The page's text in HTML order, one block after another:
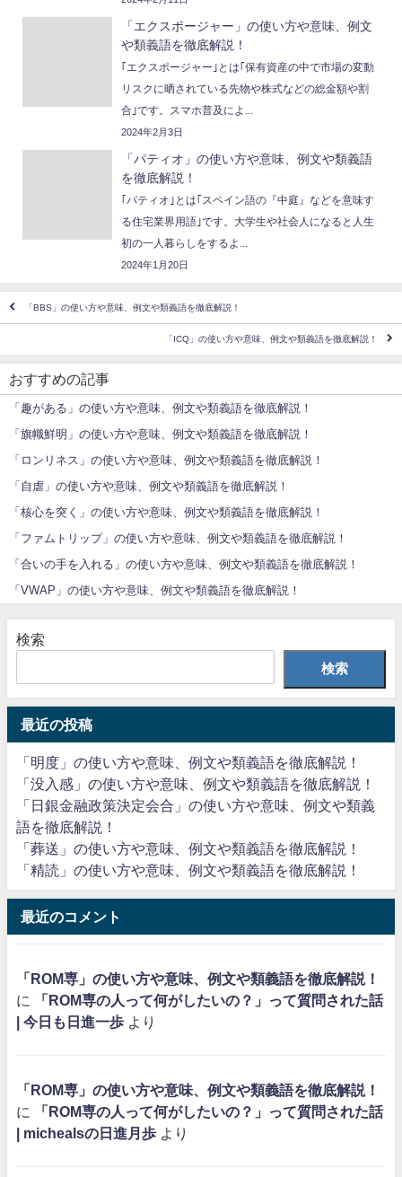
「エクスポージャー」の使い方や意味、例文
や類義語を徹底解説！
｢エクスポージャー｣とは｢保有資産の中で市場の変動
リスクに晒されている先物や株式などの総金額や割
合｣です。スマホ普及によ...
2024年2月3日
「パティオ」の使い方や意味、例文や類義語
を徹底解説！
｢パティオ｣とは｢スペイン語の『中庭』などを意味す
る住宅業界用語｣です。大学生や社会人になると人生
初の一人暮らしをするよ...
2024年1月20日
「BBS」の使い方や意味、例文や類義語を徹底解説！
「ICQ」の使い方や意味、例文や類義語を徹底解説！
おすすめの記事
「趣がある」の使い方や意味、例文や類義語を徹底解説！
「旗幟鮮明」の使い方や意味、例文や類義語を徹底解説！
「ロンリネス」の使い方や意味、例文や類義語を徹底解説！
「自虐」の使い方や意味、例文や類義語を徹底解説！
「核心を突く」の使い方や意味、例文や類義語を徹底解説！
「ファムトリップ」の使い方や意味、例文や類義語を徹底解説！
「合いの手を入れる」の使い方や意味、例文や類義語を徹底解説！
「VWAP」の使い方や意味、例文や類義語を徹底解説！
検索
検索
最近の投稿
「明度」の使い方や意味、例文や類義語を徹底解説！
「没入感」の使い方や意味、例文や類義語を徹底解説！
「日銀金融政策決定会合」の使い方や意味、例文や類義
語を徹底解説！
「葬送」の使い方や意味、例文や類義語を徹底解説！
「精読」の使い方や意味、例文や類義語を徹底解説！
最近のコメント
「ROM専」の使い方や意味、例文や類義語を徹底解説！
に
「ROM専の人って何がしたいの？」って質問された話
| 今日も日進一歩 より
「ROM専」の使い方や意味、例文や類義語を徹底解説！
に
「ROM専の人って何がしたいの？」って質問された話
| michealsの日進月歩 より